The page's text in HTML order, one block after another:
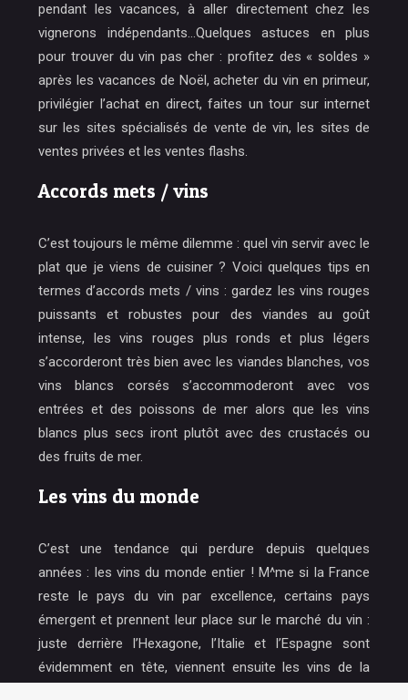
pendant les vacances, à aller directement chez les
vignerons indépendants…Quelques astuces en plus
pour trouver du vin pas cher : profitez des « soldes »
après les vacances de Noël, acheter du vin en primeur,
privilégier l’achat en direct, faites un tour sur internet
sur les sites spécialisés de vente de vin, les sites de
ventes privées et les ventes flashs.
Accords mets / vins
C’est toujours le même dilemme : quel vin servir avec le
plat que je viens de cuisiner ? Voici quelques tips en
termes d’accords mets / vins : gardez les vins rouges
puissants et robustes pour des viandes au goût
intense, les vins rouges plus ronds et plus légers
s’accorderont très bien avec les viandes blanches, vos
vins blancs corsés s’accommoderont avec vos
entrées et des poissons de mer alors que les vins
blancs plus secs iront plutôt avec des crustacés ou
des fruits de mer.
Les vins du monde
C’est une tendance qui perdure depuis quelques
années : les vins du monde entier ! M^me si la France
reste le pays du vin par excellence, certains pays
émergent et prennent leur place sur le marché du vin :
juste derrière l’Hexagone, l’Italie et l’Espagne sont
évidemment en tête, viennent ensuite les vins de la